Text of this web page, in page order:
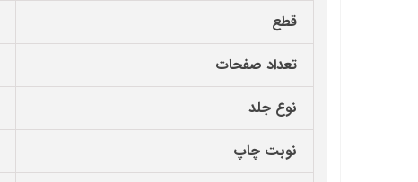
قطع
تعداد صفحات
نوع جلد
نوبت چاپ